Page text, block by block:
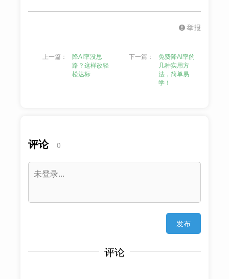
举报
上一篇：
降AI率没思
路？这样改轻
松达标
下一篇：
免费降AI率的
几种实用方
法，简单易
学！
评论 0
发布
评论